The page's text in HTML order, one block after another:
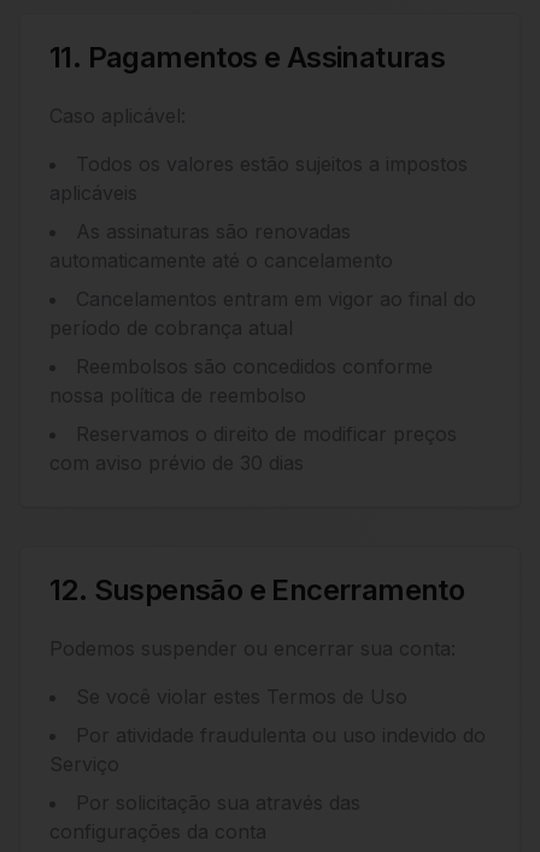
11. Pagamentos e Assinaturas
Caso aplicável:
Todos os valores estão sujeitos a impostos
aplicáveis
As assinaturas são renovadas
automaticamente até o cancelamento
Cancelamentos entram em vigor ao final do
período de cobrança atual
Reembolsos são concedidos conforme
nossa política de reembolso
Reservamos o direito de modificar preços
com aviso prévio de 30 dias
12. Suspensão e Encerramento
Podemos suspender ou encerrar sua conta:
Se você violar estes Termos de Uso
Por atividade fraudulenta ou uso indevido do
Serviço
Por solicitação sua através das
configurações da conta